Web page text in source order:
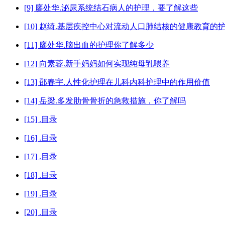
[9] 廖处华.泌尿系统结石病人的护理，要了解这些
[10] 赵绮.基层疾控中心对流动人口肺结核的健康教育的
[11] 廖处华.脑出血的护理你了解多少
[12] 向素蓉.新手妈妈如何实现纯母乳喂养
[13] 邵春宇.人性化护理在儿科内科护理中的作用价值
[14] 岳梁.多发肋骨骨折的急救措施，你了解吗
[15] .目录
[16] .目录
[17] .目录
[18] .目录
[19] .目录
[20] .目录